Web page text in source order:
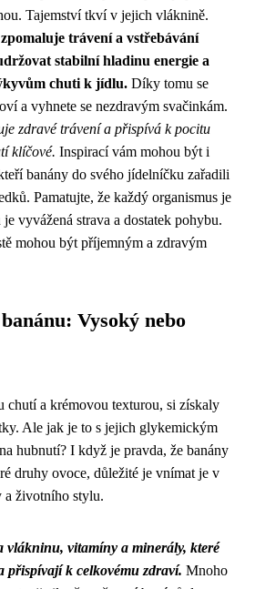
Tajemství tkví v jejich vláknině.
trávení a vstřebávání
stabilní hladinu energie a
chuti k jídlu. Díky tomu se
a vyhnete se nezdravým svačinkám.
zdravé trávení a přispívá k pocitu
klíčové. Inspirací vám mohou být i
banány do svého jídelníčku zařadili
Pamatujte, že každý organismus je
vyvážená strava a dostatek pohybu.
mohou být příjemným a zdravým
Vysoký nebo
chutí a krémovou texturou, si získaly
Ale jak je to s jejich glykemickým
hubnutí? I když je pravda, že banány
druhy ovoce, důležité je vnímat je v
a životního stylu.
vlákninu, vitamíny a minerály, které
přispívají k celkovému zdraví. Mnoho